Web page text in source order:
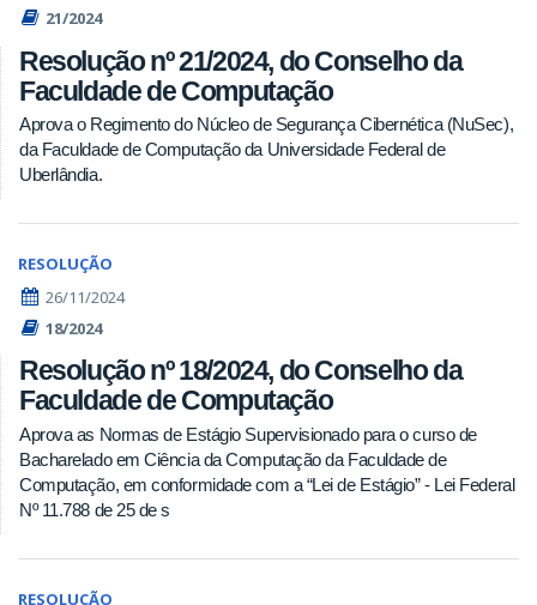
21/2024
Resolução nº 21/2024, do Conselho da
Faculdade de Computação
Aprova o Regimento do Núcleo de Segurança Cibernética (NuSec),
da Faculdade de Computação da Universidade Federal de
Uberlândia.
RESOLUÇÃO
26/11/2024
18/2024
Resolução nº 18/2024, do Conselho da
Faculdade de Computação
Aprova as Normas de Estágio Supervisionado para o curso de
Bacharelado em Ciência da Computação da Faculdade de
Computação, em conformidade com a “Lei de Estágio” - Lei Federal
Nº 11.788 de 25 de s
RESOLUÇÃO